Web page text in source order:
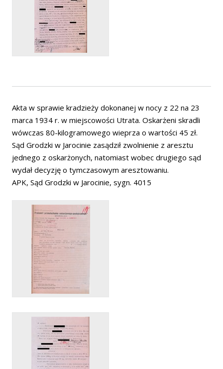
Akta w sprawie kradzieży dokonanej w nocy z 22 na 23
marca 1934 r. w miejscowości Utrata. Oskarżeni skradli
wówczas 80-kilogramowego wieprza o wartości 45 zł.
Sąd Grodzki w Jarocinie zasądził zwolnienie z aresztu
jednego z oskarżonych, natomiast wobec drugiego sąd
wydał decyzję o tymczasowym aresztowaniu.
APK, Sąd Grodzki w Jarocinie, sygn. 4015